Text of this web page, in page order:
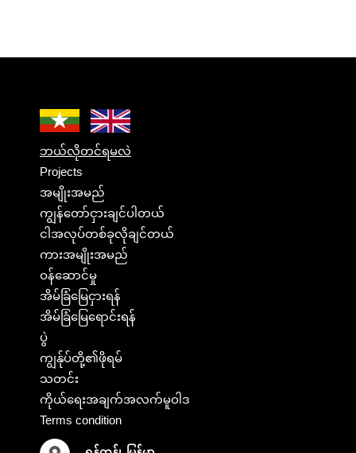
ဘယ်လိုတင်ရမလဲ
Projects
အမျိုးအမည်
ကျွန်တော်ငှားချင်ပါတယ်
ငါအလုပ်တစ်ခုလိုချင်တယ်
ကားအမျိုးအမည်
ဝန်ဆောင်မှု
အိမ်ခြံမြေငှားရန်
အိမ်ခြံမြေရောင်းရန်
ပွဲ
ကျွန်ုပ်တို့၏ဖိုရမ်
သတင်း
ကိုယ်ရေးအချက်အလက်မူဝါဒ
Terms condition